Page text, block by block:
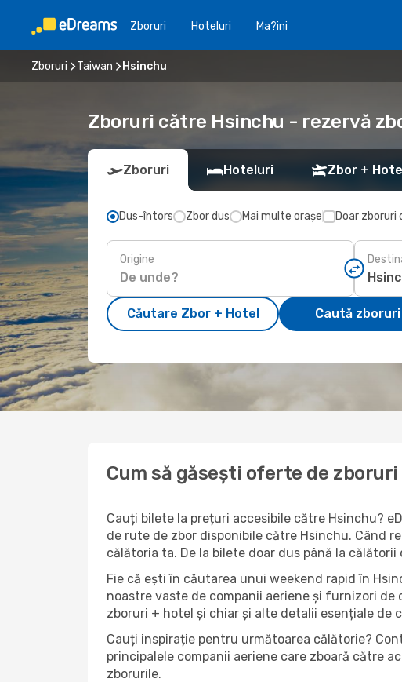
Zboruri Hoteluri Ma?ini
Zboruri Taiwan Hsinchu
Zboruri către Hsinchu - rezervă
Zboruri Hoteluri Zbor +
Dus-întors Zbor dus Mai multe orașe Doar zboruri
Origine
Căutare Zbor + Hotel Caută zboruri
Cum să găsești oferte de
Cauți bilete la prețuri accesibile către Hsinchu?
de rute de zbor disponibile către Hsinchu. Când
călătoria ta. De la bilete doar dus până la
Fie că ești în căutarea unui weekend rapid în
noastre vaste de companii aeriene și furnizori
zboruri + hotel și chiar și alte detalii esențiale de
Cauți inspirație pentru următoarea călătorie?
principalele companii aeriene care zboară către
zborurile.